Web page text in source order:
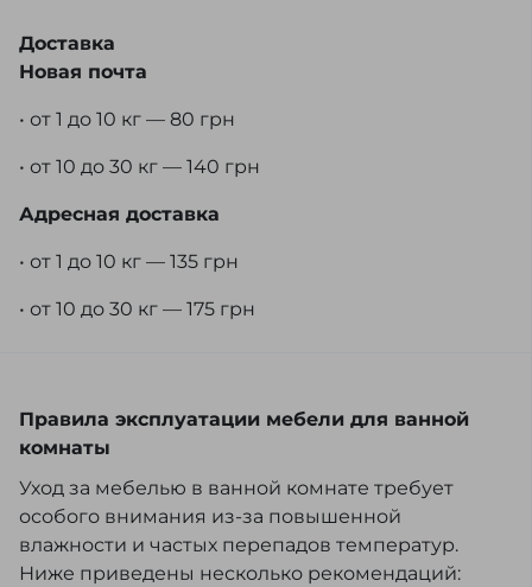
Доставка
Новая почта
• от 1 до 10 кг — 80 грн
• от 10 до 30 кг — 140 грн
Адресная доставка
• от 1 до 10 кг — 135 грн
• от 10 до 30 кг — 175 грн
Правила эксплуатации мебели для ванной
комнаты
Уход за мебелью в ванной комнате требует
особого внимания из-за повышенной
влажности и частых перепадов температур.
Ниже приведены несколько рекомендаций: